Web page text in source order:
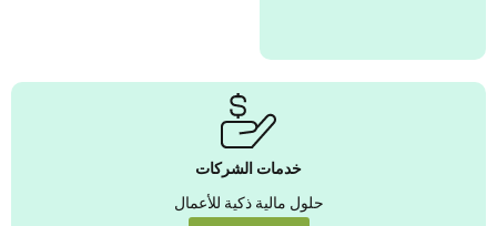
خدمات الشركات
حلول مالية ذكية للأعمال